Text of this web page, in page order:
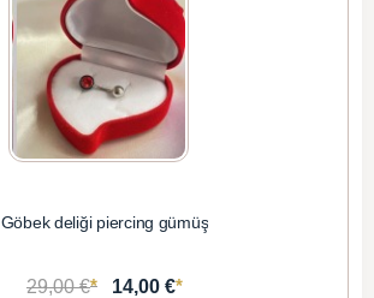
Göbek deliği piercing gümüş
29,00 €* 14,00 €*